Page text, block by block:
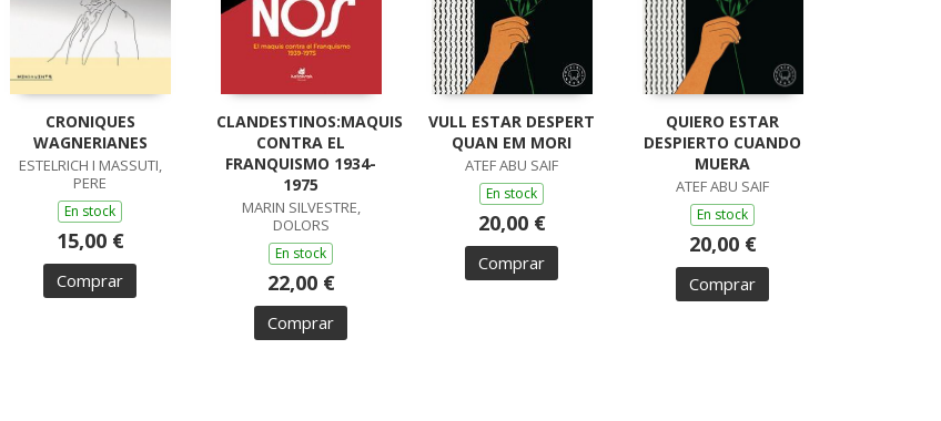
CRONIQUES
WAGNERIANES
ESTELRICH I MASSUTI,
PERE
En stock
15,00 €
Comprar
CLANDESTINOS:MAQUIS
CONTRA EL
FRANQUISMO 1934-
1975
MARIN SILVESTRE,
DOLORS
En stock
22,00 €
Comprar
VULL ESTAR DESPERT
QUAN EM MORI
ATEF ABU SAIF
En stock
20,00 €
Comprar
QUIERO ESTAR
DESPIERTO CUANDO
MUERA
ATEF ABU SAIF
En stock
20,00 €
Comprar